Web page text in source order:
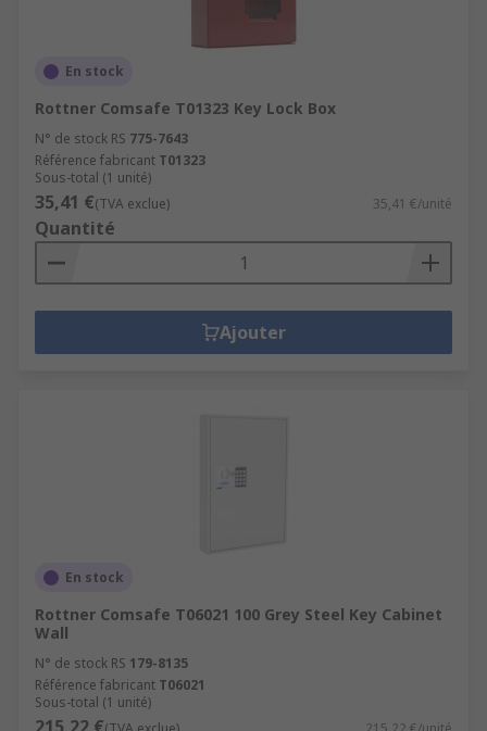
En stock
Rottner Comsafe T01323 Key Lock Box
N° de stock RS 775-7643
Référence fabricant T01323
Sous-total (1 unité)
35,41 €(TVA exclue) 35,41 €/unité
Quantité
Ajouter
En stock
Rottner Comsafe T06021 100 Grey Steel Key Cabinet
Wall
N° de stock RS 179-8135
Référence fabricant T06021
Sous-total (1 unité)